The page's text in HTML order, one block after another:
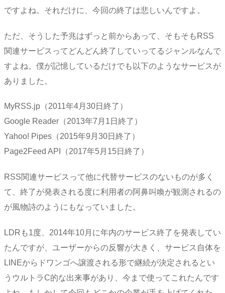
ですよね。それだけに、今回の終了は悲しいんですよ。
ただ、そうした予兆はずっと前からあって、そもそもRSS
関連サービスってどんどん終了していってるジャンルなんで
すよね。僕が記憶しているだけでも以下のようなサービスが
ありました。
MyRSS.jp（2011年4月30日終了）
Google Reader（2013年7月1日終了）
Yahoo! Pipes（2015年9月30日終了）
Page2Feed API（2017年5月15日終了）
RSS関連サービスって他に代替サービスのないものが多く
て、終了が発表される度に利用者の阿鼻叫喚が観測されるの
が風物詩のようにもなっていました。
LDRも1度、2014年10月に年内のサービス終了を発表してい
たんですが、ユーザーからの反響が大きく、サービス自体を
LINEからドワンゴへ譲渡される形で継続が決定されるとい
うウルトラC的な出来事があり、今まで使ってこれたんです